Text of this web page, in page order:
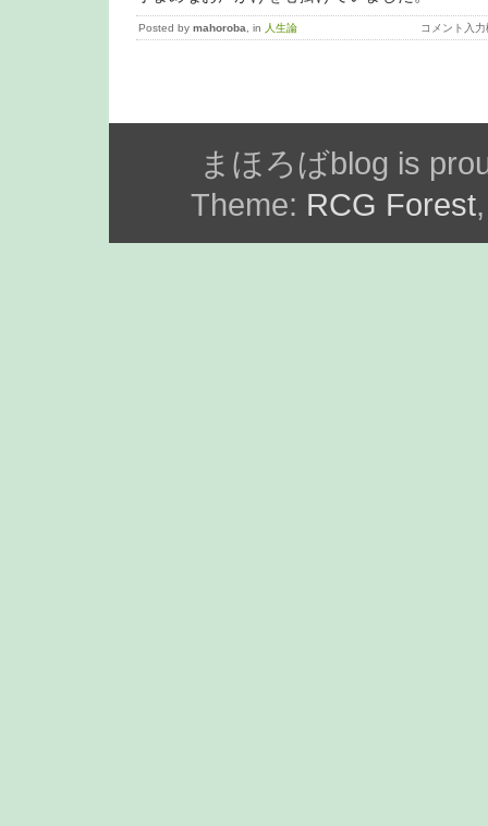
Posted by mahoroba , in 人生論 コメント入力
まほろばblog is
Theme: RCG Forest